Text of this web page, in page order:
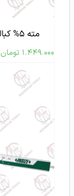
مته ۵% کبالت TAM قطر ۱۲ میلیمتر
۱.۴۴۹.۰۰۰ تومان